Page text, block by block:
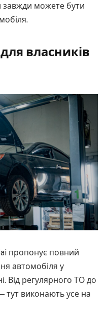
можете бути
власників
пропонує повний
автомобіля у
Від регулярного ТО до
тут виконають усе на